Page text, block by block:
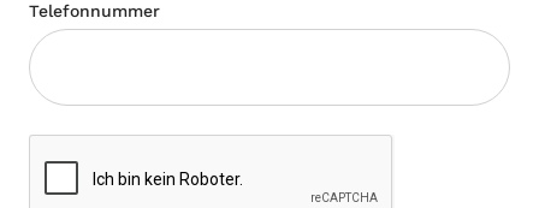
Telefonnummer